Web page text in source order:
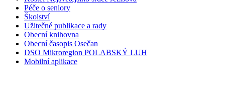
Péče o seniory
Školství
Užitečné publikace a rady
Obecní knihovna
Obecní časopis Osečan
DSO Mikroregion POLABSKÝ LUH
Mobilní aplikace